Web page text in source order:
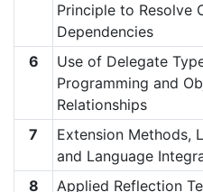
Principle to Resolve
Dependencies
6
Use of Delegate
Programming and
Relationships
7
Extension Methods,
and Language
8
Applied Reflection